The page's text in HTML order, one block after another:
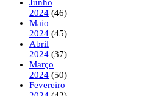
Junho
2024 (46)
Maio
2024 (45)
Abril
2024 (37)
Março
2024 (50)
Fevereiro